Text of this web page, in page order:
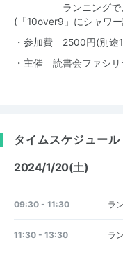
ランニングできる
(「10over9」にシャワ
・参加費 2500円(別途
・主催 読書会ファシ
タイムスケジュール
2024/1/20(土)
09:30 - 11:30 ラ
11:30 - 13:30 ラ